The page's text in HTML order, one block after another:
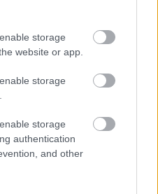
storage
website or app.
storage
storage
authentication
and other
be a Flórián téri
elé állítja a KM Építőt,
az aszfaltozás.
technológiával
kiemelt
főútját - FOTÓK